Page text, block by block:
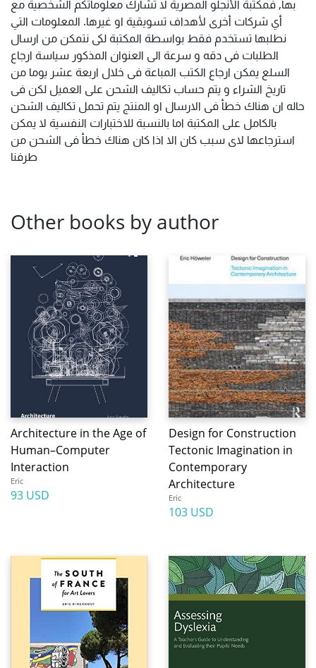
بها, فمكتبة الأنجلو المصرية لا تشارك معلوماتكم الشخصية مع
أي شركات أخرى لأهداف تسويقية او غيرها. المعلومات التي
نطلبها تستخدم فقط بواسطة المكتبة لكى نتمكن من ارسال
الطلبات فى دقه و سرعة الى العنوان المذكور سياسة ارجاع
السلع يمكن ارجاع الكتب المباعة فى خلال اربعة عشر يوما من
تاريخ الشراء و يتم حساب تكاليف الشحن على العميل لكن فى
حاله ان هناك خطأ فى الارسال او المنتج يتم تحمل تكاليف الشحن
بالكامل على المكتبة اما بالنسبة للاختبارات النفسية لا يمكن
استرجاعها لاى سبب كان الا اذا كان هناك خطأ فى الشحن من
طرفنا
Other books by author
Architecture in the Age of
Human–Computer
Interaction
Eric
93 USD
Design for Construction
Tectonic Imagination in
Contemporary
Architecture
Eric
103 USD